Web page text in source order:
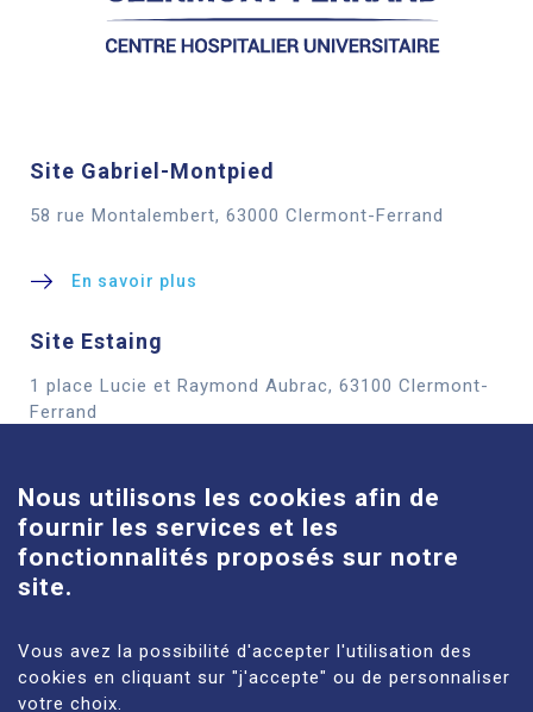
Site Gabriel-Montpied
58 rue Montalembert, 63000 Clermont-Ferrand
En savoir plus
Site Estaing
1 place Lucie et Raymond Aubrac, 63100 Clermont-
Ferrand
Site Louise-Michel
61 route de Châteaugay, 63118 Cébazat
En savoir plus
Nous utilisons les cookies afin de
fournir les services et les
fonctionnalités proposés sur notre
site.
Vous avez la possibilité d'accepter l'utilisation des
cookies en cliquant sur "j'accepte" ou de personnaliser
votre choix.